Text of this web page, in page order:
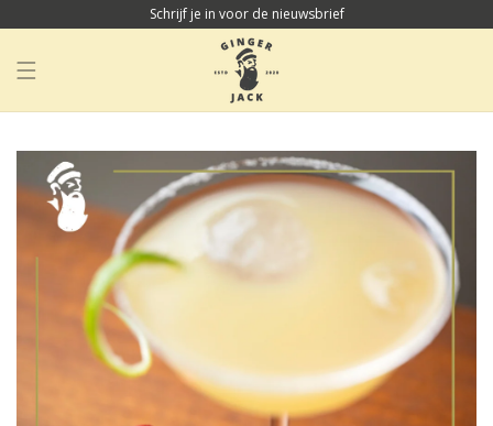
Schrijf je in voor de nieuwsbrief